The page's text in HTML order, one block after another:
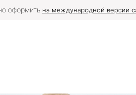
оформить на международной версии